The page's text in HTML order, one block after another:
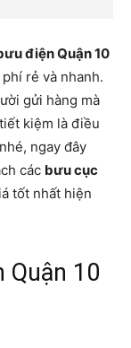
điện Quận 10
rẻ và nhanh.
gửi hàng mà
kiệm là điều
ngay đây
các bưu cục
tốt nhất hiện
Quận 10